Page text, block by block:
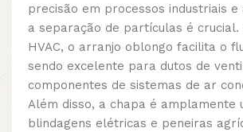
precisão em processos industriais e
a separação de partículas é
HVAC, o arranjo oblongo facilita o
sendo excelente para dutos de
componentes de sistemas de ar
Além disso, a chapa é amplamente
blindagens elétricas e peneiras